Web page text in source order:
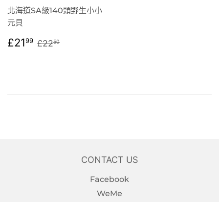
北海道SA級140頭野生小小
元貝
售
價
£2199 £21.99
定價
£2250
CONTACT US
Facebook
WeMe